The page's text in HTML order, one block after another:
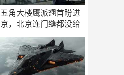
五角大楼鹰派翘首盼进
京，北京连门缝都没给